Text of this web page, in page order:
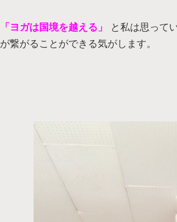
「ヨガは国境を越える」
と私は思って
が繋がることができる気がします。